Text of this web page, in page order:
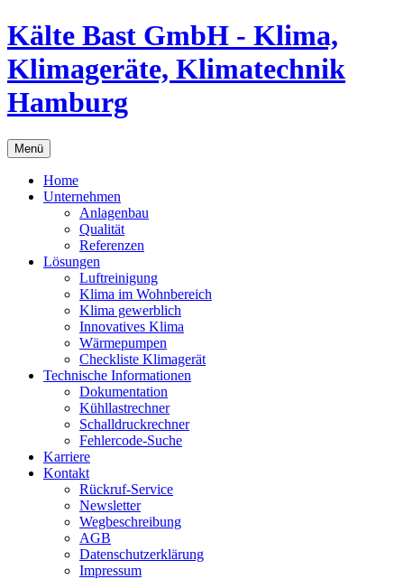
Kälte Bast GmbH - Klima,
Klimageräte, Klimatechnik
Hamburg
Menü
Home
Unternehmen
Anlagenbau
Qualität
Referenzen
Lösungen
Luftreinigung
Klima im Wohnbereich
Klima gewerblich
Innovatives Klima
Wärmepumpen
Checkliste Klimagerät
Technische Informationen
Dokumentation
Kühllastrechner
Schalldruckrechner
Fehlercode-Suche
Karriere
Kontakt
Rückruf-Service
Newsletter
Wegbeschreibung
AGB
Datenschutzerklärung
Impressum